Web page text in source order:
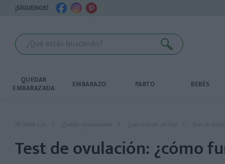
¡SÍGUENOS!
QUEDAR
EMBARAZADA EMBARAZO PARTO BEBÉS
Mi bebé y yo Quiero tener un hijo Test de
Test de ovulación: ¿cómo